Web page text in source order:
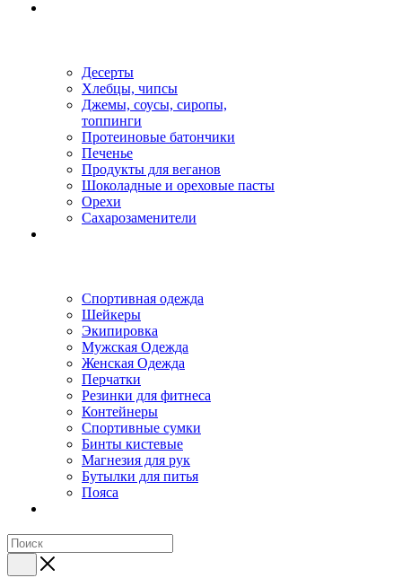
Десерты
Хлебцы, чипсы
Джемы, соусы, сиропы,
топпинги
Протеиновые батончики
Печенье
Продукты для веганов
Шоколадные и ореховые пасты
Орехи
Сахарозаменители
Спортивная одежда
Шейкеры
Экипировка
Мужская Одежда
Женская Одежда
Перчатки
Резинки для фитнеса
Контейнеры
Спортивные сумки
Бинты кистевые
Магнезия для рук
Бутылки для питья
Пояса